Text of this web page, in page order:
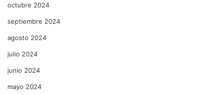
octubre 2024
septiembre 2024
agosto 2024
julio 2024
junio 2024
mayo 2024